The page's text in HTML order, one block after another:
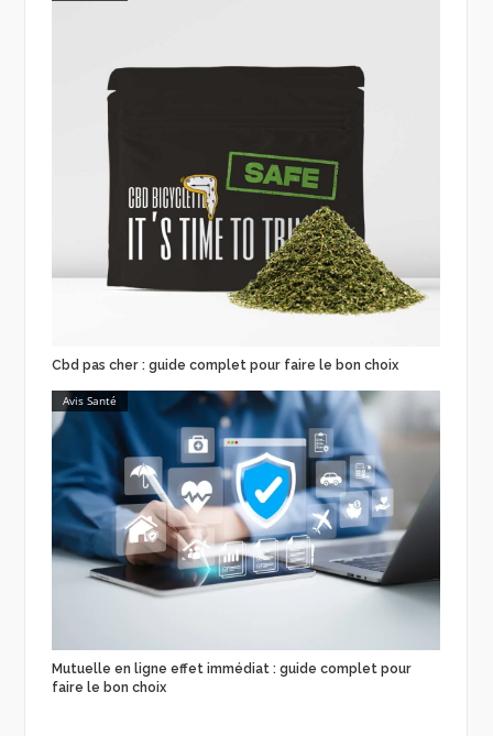
Cbd pas cher : guide complet pour faire le bon choix
Avis Santé
Mutuelle en ligne effet immédiat : guide complet pour
faire le bon choix